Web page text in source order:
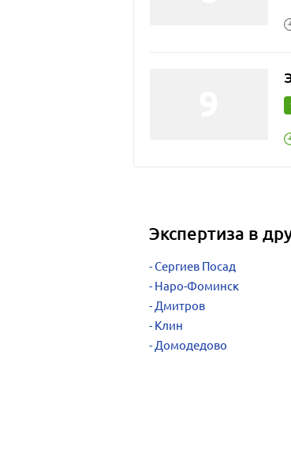
Экспертиза в
Сергиев Посад
Наро-Фоминск
Дмитров
Клин
Домодедово